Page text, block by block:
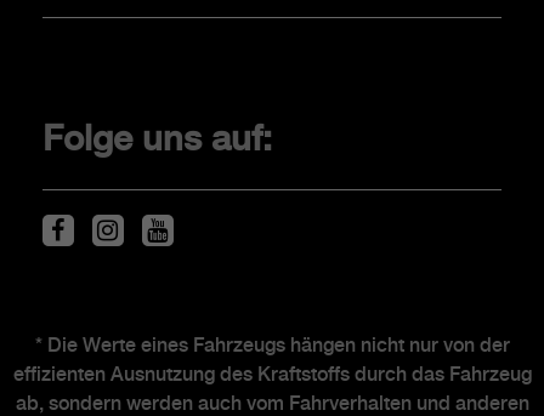
Service & Zubehör
Fahrzeugentsorgung
Newsletter
Händlersuche
Folge uns auf:
* Die Werte eines Fahrzeugs hängen nicht nur von der
effizienten Ausnutzung des Kraftstoffs durch das Fahrzeug
ab, sondern werden auch vom Fahrverhalten und anderen